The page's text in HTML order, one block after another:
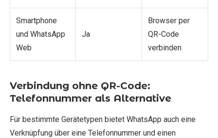
Smartphone
und WhatsApp
Web
Ja
Browser per
QR-Code
verbinden
Verbindung ohne QR-Code:
Telefonnummer als Alternative
Für bestimmte Gerätetypen bietet WhatsApp auch eine
Verknüpfung über eine Telefonnummer und einen